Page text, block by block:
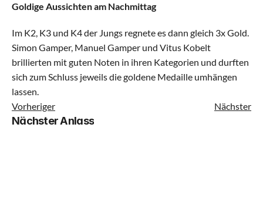
Jugi Mixed Gross
Geräteturnen
Dance Mix Klein
Goldige Aussichten am Nachmittag
Im K2, K3 und K4 der Jungs regnete es dann gleich 3x Gold.
Simon Gamper, Manuel Gamper und Vitus Kobelt
brillierten mit guten Noten in ihren Kategorien und durften
sich zum Schluss jeweils die goldene Medaille umhängen
lassen.
Vorheriger
Nächster
Nächster Anlass